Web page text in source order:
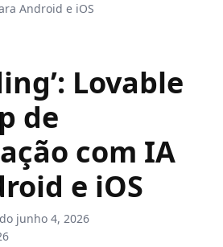
Android e iOS
Lovable
de
com IA
e iOS
junho 4, 2026